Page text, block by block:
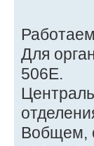
Для
506E.
Вобщем,